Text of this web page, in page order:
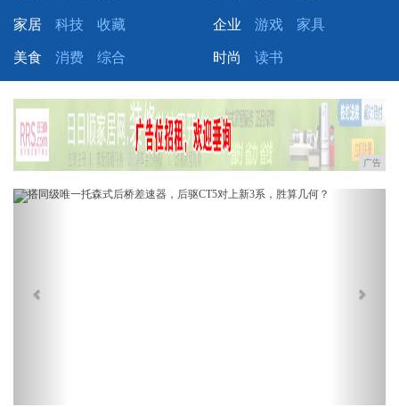
家居 科技 收藏 企业 游戏 家具
美食 消费 综合 时尚 读书
广告
Previous